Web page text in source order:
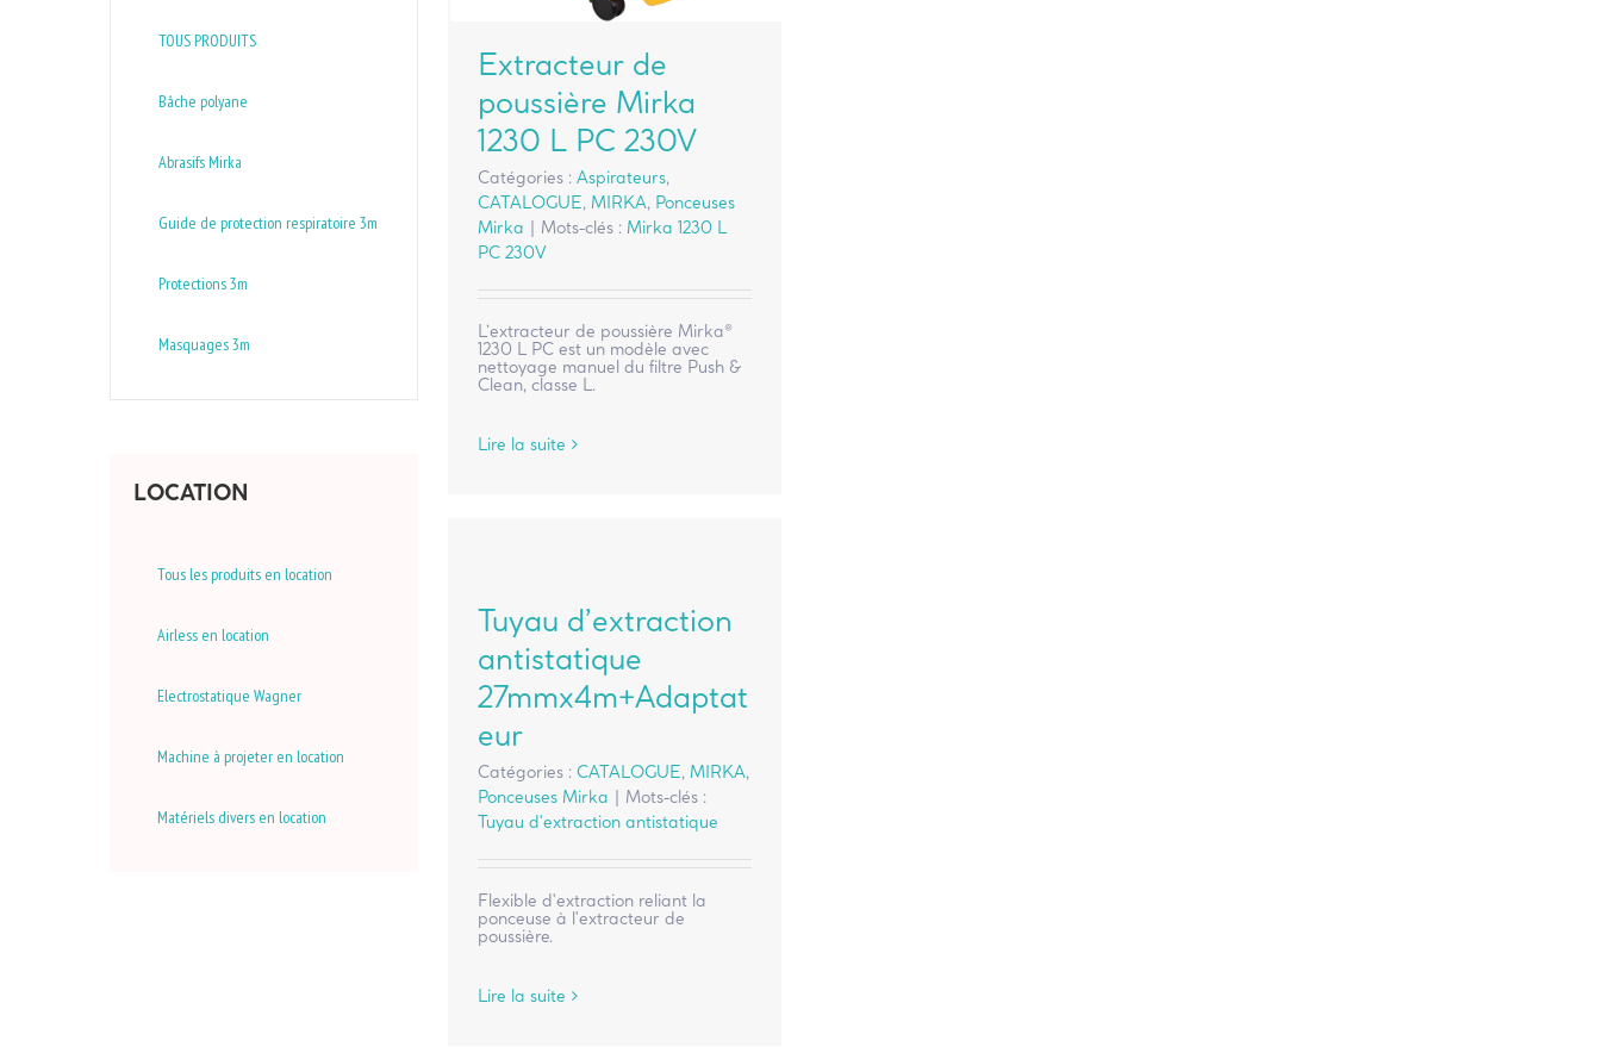
Extracteur de
poussière Mirka
1230 L PC 230V
Catégories :Aspirateurs,
CATALOGUE, MIRKA, Ponceuses
Mirka
Mots-clés : Mirka 1230 L
PC 230V
L’extracteur de poussière Mirka®
1230 L PC est un modèle avec
nettoyage manuel du filtre Push &
Clean, classe L.
Lire la suite
Tuyau d’extraction
antistatique
27mmx4m+Adaptat
eur
Catégories :CATALOGUE, MIRKA,
Ponceuses Mirka
Mots-clés :
Tuyau d'extraction antistatique
Flexible d'extraction reliant la
ponceuse à l'extracteur de
poussière.
Lire la suite
TOUS PRODUITS
Bâche polyane
Abrasifs Mirka
Guide de protection respiratoire 3m
Protections 3m
Masquages 3m
LOCATION
Tous les produits en location
Airless en location
Electrostatique Wagner
Machine à projeter en location
Matériels divers en location